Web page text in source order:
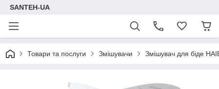
SANTEH-UA
Товари та послуги Змішувачи Змішувач для біде